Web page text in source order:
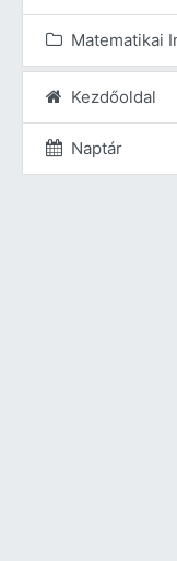
Matematikai
Kezdőoldal
Naptár